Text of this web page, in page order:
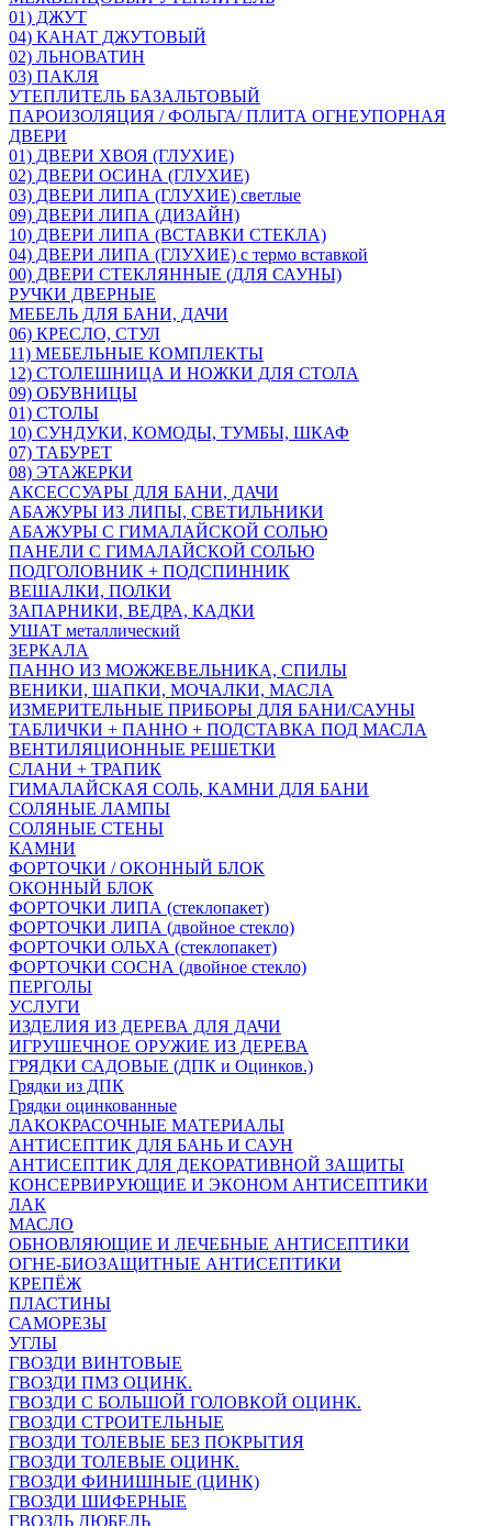
01) ДЖУТ
04) КАНАТ ДЖУТОВЫЙ
02) ЛЬНОВАТИН
03) ПАКЛЯ
УТЕПЛИТЕЛЬ БАЗАЛЬТОВЫЙ
ПАРОИЗОЛЯЦИЯ / ФОЛЬГА/ ПЛИТА ОГНЕУПОРНАЯ
ДВЕРИ
01) ДВЕРИ ХВОЯ (ГЛУХИЕ)
02) ДВЕРИ ОСИНА (ГЛУХИЕ)
03) ДВЕРИ ЛИПА (ГЛУХИЕ) светлые
09) ДВЕРИ ЛИПА (ДИЗАЙН)
10) ДВЕРИ ЛИПА (ВСТАВКИ СТЕКЛА)
04) ДВЕРИ ЛИПА (ГЛУХИЕ) с термо вставкой
00) ДВЕРИ СТЕКЛЯННЫЕ (ДЛЯ САУНЫ)
РУЧКИ ДВЕРНЫЕ
МЕБЕЛЬ ДЛЯ БАНИ, ДАЧИ
06) КРЕСЛО, СТУЛ
11) МЕБЕЛЬНЫЕ КОМПЛЕКТЫ
12) СТОЛЕШНИЦА И НОЖКИ ДЛЯ СТОЛА
09) ОБУВНИЦЫ
01) СТОЛЫ
10) СУНДУКИ, КОМОДЫ, ТУМБЫ, ШКАФ
07) ТАБУРЕТ
08) ЭТАЖЕРКИ
АКСЕССУАРЫ ДЛЯ БАНИ, ДАЧИ
АБАЖУРЫ ИЗ ЛИПЫ, СВЕТИЛЬНИКИ
АБАЖУРЫ С ГИМАЛАЙСКОЙ СОЛЬЮ
ПАНЕЛИ С ГИМАЛАЙСКОЙ СОЛЬЮ
ПОДГОЛОВНИК + ПОДСПИННИК
ВЕШАЛКИ, ПОЛКИ
ЗАПАРНИКИ, ВЕДРА, КАДКИ
УШАТ металлический
ЗЕРКАЛА
ПАННО ИЗ МОЖЖЕВЕЛЬНИКА, СПИЛЫ
ВЕНИКИ, ШАПКИ, МОЧАЛКИ, МАСЛА
ИЗМЕРИТЕЛЬНЫЕ ПРИБОРЫ ДЛЯ БАНИ/САУНЫ
ТАБЛИЧКИ + ПАННО + ПОДСТАВКА ПОД МАСЛА
ВЕНТИЛЯЦИОННЫЕ РЕШЕТКИ
СЛАНИ + ТРАПИК
ГИМАЛАЙСКАЯ СОЛЬ, КАМНИ ДЛЯ БАНИ
СОЛЯНЫЕ ЛАМПЫ
СОЛЯНЫЕ СТЕНЫ
КАМНИ
ФОРТОЧКИ / ОКОННЫЙ БЛОК
ОКОННЫЙ БЛОК
ФОРТОЧКИ ЛИПА (стеклопакет)
ФОРТОЧКИ ЛИПА (двойное стекло)
ФОРТОЧКИ ОЛЬХА (стеклопакет)
ФОРТОЧКИ СОСНА (двойное стекло)
ПЕРГОЛЫ
УСЛУГИ
ИЗДЕЛИЯ ИЗ ДЕРЕВА ДЛЯ ДАЧИ
ИГРУШЕЧНОЕ ОРУЖИЕ ИЗ ДЕРЕВА
ГРЯДКИ САДОВЫЕ (ДПК и Оцинков.)
Грядки из ДПК
Грядки оцинкованные
ЛАКОКРАСОЧНЫЕ МАТЕРИАЛЫ
АНТИСЕПТИК ДЛЯ БАНЬ И САУН
АНТИСЕПТИК ДЛЯ ДЕКОРАТИВНОЙ ЗАЩИТЫ
КОНСЕРВИРУЮЩИЕ И ЭКОНОМ АНТИСЕПТИКИ
ЛАК
МАСЛО
ОБНОВЛЯЮЩИЕ И ЛЕЧЕБНЫЕ АНТИСЕПТИКИ
ОГНЕ-БИОЗАЩИТНЫЕ АНТИСЕПТИКИ
КРЕПЁЖ
ПЛАСТИНЫ
САМОРЕЗЫ
УГЛЫ
ГВОЗДИ ВИНТОВЫЕ
ГВОЗДИ ПМЗ ОЦИНК.
ГВОЗДИ С БОЛЬШОЙ ГОЛОВКОЙ ОЦИНК.
ГВОЗДИ СТРОИТЕЛЬНЫЕ
ГВОЗДИ ТОЛЕВЫЕ БЕЗ ПОКРЫТИЯ
ГВОЗДИ ТОЛЕВЫЕ ОЦИНК.
ГВОЗДИ ФИНИШНЫЕ (ЦИНК)
ГВОЗДИ ШИФЕРНЫЕ
ГВОЗДЬ ДЮБЕЛЬ